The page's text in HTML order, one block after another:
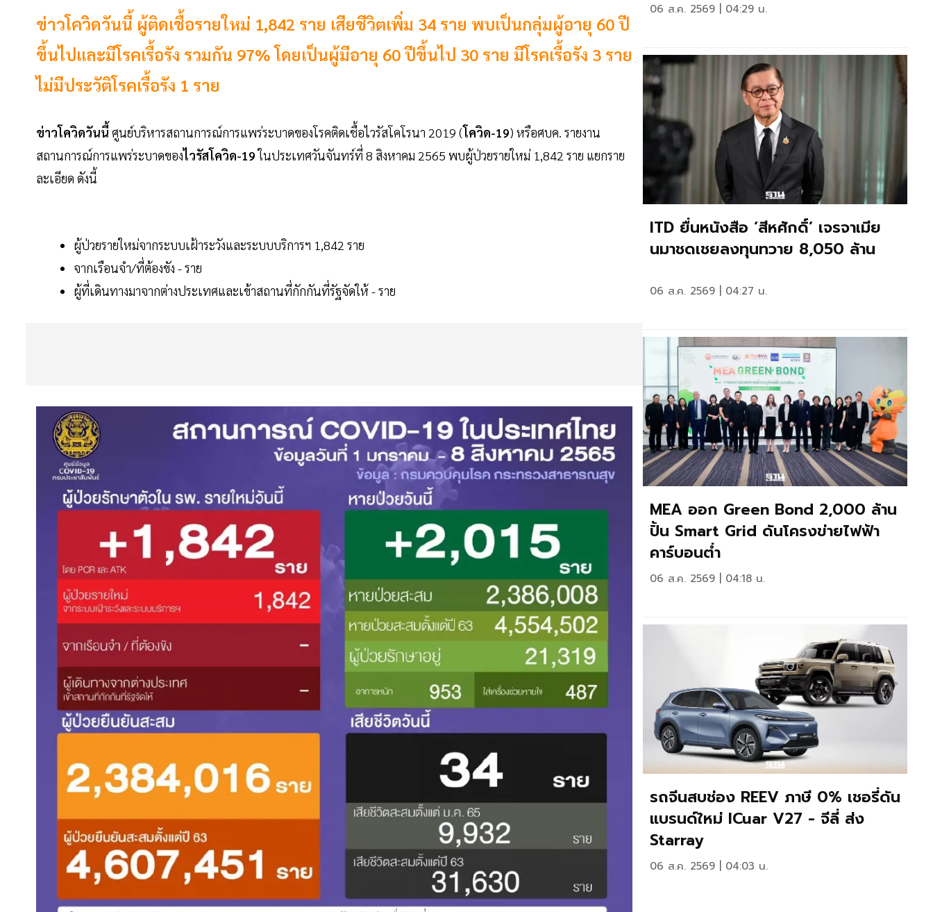
ข่าวโควิดวันนี้ ผู้ติดเชื้อรายใหม่ 1,842 ราย เสียชีวิตเพิ่ม 34 ราย พบเป็นกลุ่มผู้อายุ 60 ปี
ขึ้นไปและมีโรคเรื้อรัง รวมกัน 97% โดยเป็นผู้มีอายุ 60 ปีขึ้นไป 30 ราย มีโรคเรื้อรัง 3 ราย
ไม่มีประวัติโรคเรื้อรัง 1 ราย
ข่าวโควิดวันนี้ ศูนย์บริหารสถานการณ์การแพร่ระบาดของโรคติดเชื้อไวรัสโคโรนา 2019 (โควิด-19) หรือศบค. รายงาน
สถานการณ์การแพร่ระบาดของไวรัสโควิด-19ในประเทศวันจันทร์ที่ 8 สิงหาคม 2565 พบผู้ป่วยรายใหม่ 1,842 ราย แยกราย
ละเอียด ดังนี้
ผู้ป่วยรายใหม่จากระบบเฝ้าระวังและระบบบริการฯ 1,842 ราย
จากเรือนจำ/ที่ต้องขัง - ราย
ผู้ที่เดินทางมาจากต่างประเทศและเข้าสถานที่กักกันที่รัฐจัดให้ - ราย
06 ส.ค. 2569 | 04:29 น.
ITD ยื่นหนังสือ ‘สีหศักดิ์’ เจรจาเมีย
นมาชดเชยลงทุนทวาย 8,050 ล้าน
06 ส.ค. 2569 | 04:27 น.
MEA ออก Green Bond 2,000 ล้าน
ปั้น Smart Grid ดันโครงข่ายไฟฟ้า
คาร์บอนต่ำ
06 ส.ค. 2569 | 04:18 น.
รถจีนสบช่อง REEV ภาษี 0% เชอรี่ดัน
แบรนด์ใหม่ ICuar V27 - จีลี่ ส่ง
Starray
06 ส.ค. 2569 | 04:03 น.